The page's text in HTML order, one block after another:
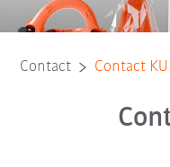
Contact Contact